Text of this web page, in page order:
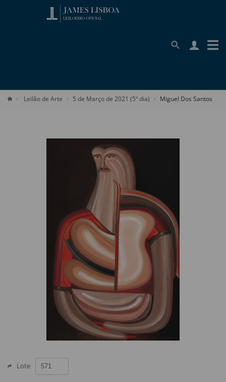
Leilão de Arte 5 de Março de 2021 (5º dia) Miguel Dos Santos
Lote